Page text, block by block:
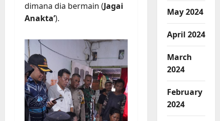
dimana dia bermain (Jagai
Anakta’).
May 2024
April 2024
March
2024
February
2024